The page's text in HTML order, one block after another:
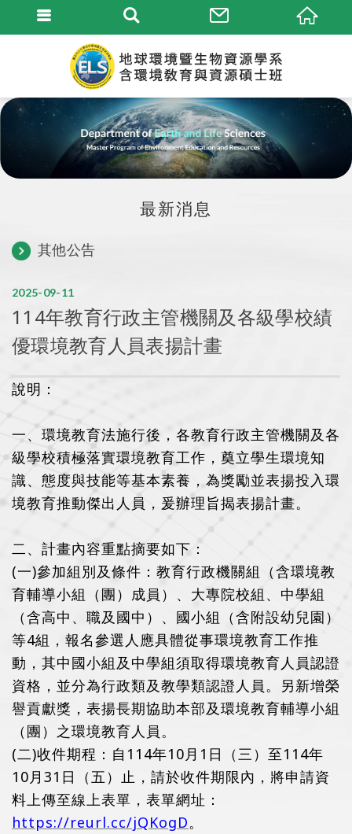
最新消息
其他公告
11
09
2025
114年教育行政主管機關及各級學校績
優環境教育人員表揚計畫
說明：
一、環境教育法施行後，各教育行政主管機關及各
級學校積極落實環境教育工作，奠立學生環境知
識、態度與技能等基本素養，為獎勵並表揚投入環
境教育推動傑出人員，爰辦理旨揭表揚計畫。
二、計畫內容重點摘要如下：
(一)參加組別及條件：教育行政機關組（含環境教
育輔導小組（團）成員）、大專院校組、中學組
（含高中、職及國中）、國小組（含附設幼兒園）
等4組，報名參選人應具體從事環境教育工作推
動，其中國小組及中學組須取得環境教育人員認證
資格，並分為行政類及教學類認證人員。另新增榮
譽貢獻獎，表揚長期協助本部及環境教育輔導小組
（團）之環境教育人員。
(二)收件期程：自114年10月1日（三）至114年
10月31日（五）止，請於收件期限內，將申請資
料上傳至線上表單，表單網址：
https://reurl.cc/jQKogD。